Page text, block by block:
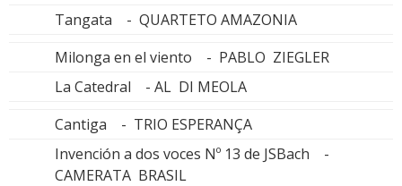
Tangata - QUARTETO AMAZONIA
Milonga en el viento - PABLO ZIEGLER
La Catedral - AL DI MEOLA
Cantiga - TRIO ESPERANÇA
Invención a dos voces Nº 13 de JSBach -
CAMERATA BRASIL